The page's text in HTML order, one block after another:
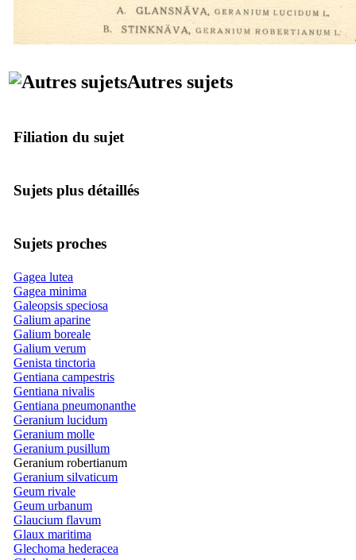
Autres sujets
Filiation du sujet
Sujets plus détaillés
Sujets proches
Gagea lutea
Gagea minima
Galeopsis speciosa
Galium aparine
Galium boreale
Galium verum
Genista tinctoria
Gentiana campestris
Gentiana nivalis
Gentiana pneumonanthe
Geranium lucidum
Geranium molle
Geranium pusillum
Geranium robertianum
Geranium silvaticum
Geum rivale
Geum urbanum
Glaucium flavum
Glaux maritima
Glechoma hederacea